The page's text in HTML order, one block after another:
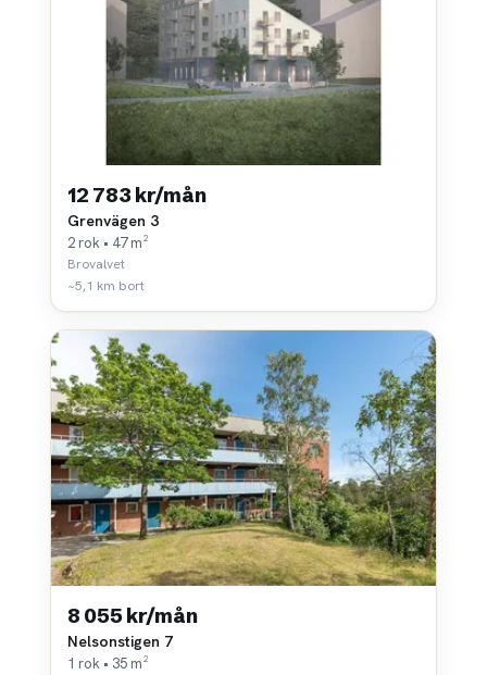
12 783 kr/mån
Grenvägen 3
2 rok • 47 m²
Brovalvet
~5,1 km bort
8 055 kr/mån
Nelsonstigen 7
1 rok • 35 m²